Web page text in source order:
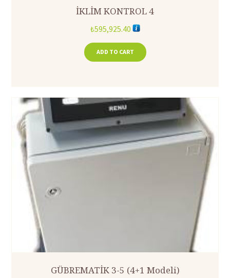
İKLİM KONTROL 4
₺595,925.40
ADD TO CART
GÜBREMATİK 3-5 (4+1 Modeli)